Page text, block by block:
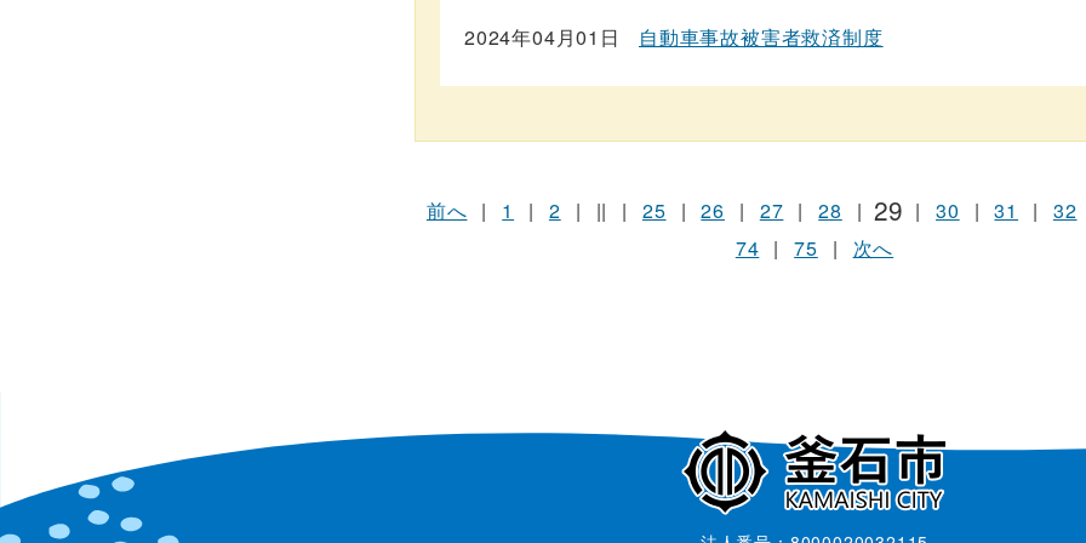
2024年04月01日
自動車事故被害者救済制度
前へ | 1 | 2 | || | 25 | 26 | 27 | 28 | 29 | 30 | 31 | 32
74 | 75 | 次へ